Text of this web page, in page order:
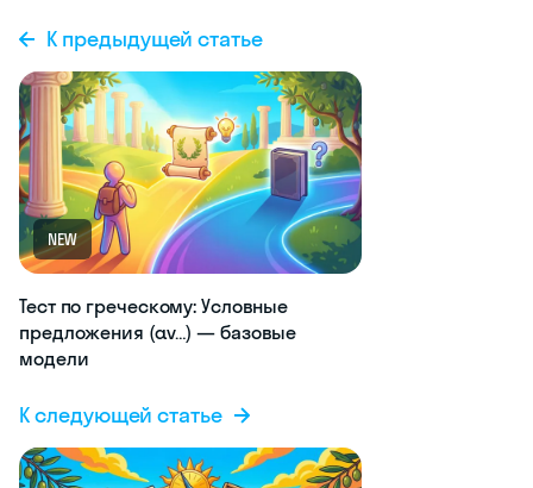
К предыдущей статье
NEW
Тест по греческому: Условные
предложения (αν…) — базовые
модели
К следующей статье